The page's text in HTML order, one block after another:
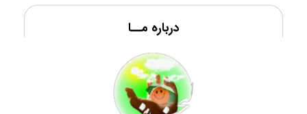
درباره مــا